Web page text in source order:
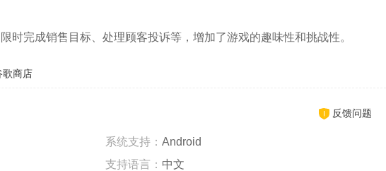
时完成销售目标、处理顾客投诉等，增加了游戏的趣味性和挑战性。
歌商店
反馈问题
系统支持： Android
支持语言： 中文